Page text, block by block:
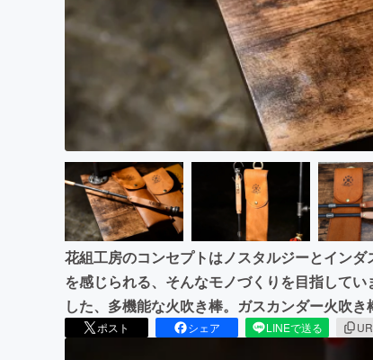
花組工房のコンセプトはノスタルジーとイン
を感じられる、そんなモノづくりを目指して
した、多機能な火吹き棒。ガスカンダー火吹
ポスト シェア LINEで送る